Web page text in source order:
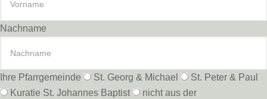
Nachname
Ihre Pfarrgemeinde St. Georg & Michael
St. Peter & Paul
Kuratie St. Johannes Baptist
nicht aus der